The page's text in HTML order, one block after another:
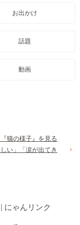
お出かけ
話題
動画
猫の様子』を見る
い」「涙が出てき
にゃんリンク